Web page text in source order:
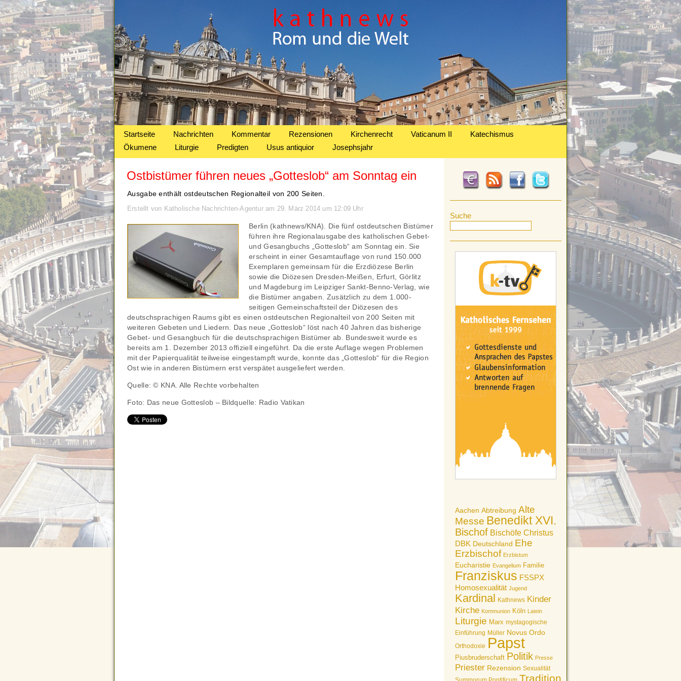
Startseite Nachrichten Kommentar Rezensionen Kirchenrecht Vaticanum II
Katechismus
Ökumene
Liturgie Predigten Usus antiquior Josephsjahr
Suche
Aachen Abtreibung Alte
Messe Benedikt XVI.
Bischof Bischöfe Christus
DBK Deutschland Ehe
Erzbischof Erzbistum
Eucharistie Evangelium Familie
Franziskus FSSPX
Homosexualität Jugend
Kardinal Kathnews Kinder
Kirche Kommunion Köln Latein
Liturgie Marx mystagogische
Einführung Müller Novus Ordo
Orthodoxie Papst
Piusbruderschaft Politik Presse
Priester Rezension Sexualität
Tradition
Ostbistümer führen neues „Gotteslob“ am Sonntag ein
Ausgabe enthält ostdeutschen Regionalteil von 200 Seiten.
Erstellt von Katholische Nachrichten-Agentur am 29. März 2014 um 12:09 Uhr
Berlin (kathnews/KNA). Die fünf ostdeutschen Bistümer
führen ihre Regionalausgabe des katholischen Gebet-
und Gesangbuchs „Gotteslob“ am Sonntag ein. Sie
erscheint in einer Gesamtauflage von rund 150.000
Exemplaren gemeinsam für die Erzdiözese Berlin
sowie die Diözesen Dresden-Meißen, Erfurt, Görlitz
und Magdeburg im Leipziger Sankt-Benno-Verlag, wie
die Bistümer angaben. Zusätzlich zu dem 1.000-
seitigen Gemeinschaftsteil der Diözesen des
deutschsprachigen Raums gibt es einen ostdeutschen Regionalteil von 200 Seiten mit
weiteren Gebeten und Liedern. Das neue „Gotteslob“ löst nach 40 Jahren das bisherige
Gebet- und Gesangbuch für die deutschsprachigen Bistümer ab. Bundesweit wurde es
bereits am 1. Dezember 2013 offiziell eingeführt. Da die erste Auflage wegen Problemen
mit der Papierqualität teilweise eingestampft wurde, konnte das „Gotteslob“ für die Region
Ost wie in anderen Bistümern erst verspätet ausgeliefert werden.
Quelle: © KNA. Alle Rechte vorbehalten
Foto: Das neue Gotteslob – Bildquelle: Radio Vatikan